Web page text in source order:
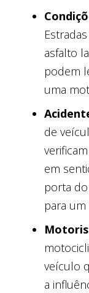
asfalto
podem
uma
de
em
porta
para
veículo
a